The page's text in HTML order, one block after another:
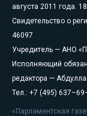
августа 2011 года.
Свидетельство о
46097
Учредитель — АНО
Исполняющий
редактора —
Тел.: +7 (495)
«Парламентская